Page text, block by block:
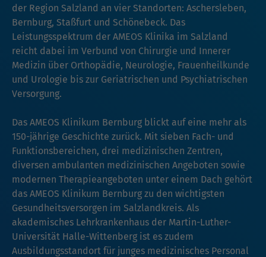
der Region Salzland an vier Standorten: Aschersleben,
Bernburg, Staßfurt und Schönebeck. Das
Leistungsspektrum der AMEOS Klinika im Salzland
reicht dabei im Verbund von Chirurgie und Innerer
Medizin über Orthopädie, Neurologie, Frauenheilkunde
und Urologie bis zur Geriatrischen und Psychiatrischen
Versorgung.
Das AMEOS Klinikum Bernburg blickt auf eine mehr als
150-jährige Geschichte zurück. Mit sieben Fach- und
Funktionsbereichen, drei medizinischen Zentren,
diversen ambulanten medizinischen Angeboten sowie
modernen Therapieangeboten unter einem Dach gehört
das AMEOS Klinikum Bernburg zu den wichtigsten
Gesundheitsversorgen im Salzlandkreis. Als
akademisches Lehrkrankenhaus der Martin-Luther-
Universität Halle-Wittenberg ist es zudem
Ausbildungsstandort für junges medizinisches Personal